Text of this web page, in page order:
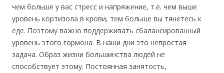
чем больше у вас стресс и напряжение, т.е. чем выше
уровень кортизола в крови, тем больше вы тянетесь к
еде. Поэтому важно поддерживать сбалансированный
уровень этого гормона. В наши дни это непростая
задача. Образ жизни большинства людей не
способствует этому. Постоянная занятость,